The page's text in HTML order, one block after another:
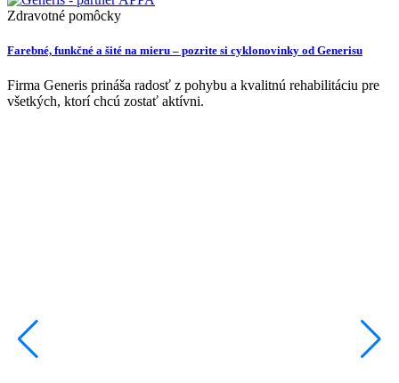
Zdravotné pomôcky
Farebné, funkčné a šité na mieru – pozrite si cyklonovinky od Generisu
Firma Generis prináša radosť z pohybu a kvalitnú rehabilitáciu pre
všetkých, ktorí chcú zostať aktívni.